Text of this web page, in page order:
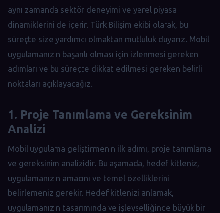
aynı zamanda sektör deneyimi ve yerel piyasa
dinamiklerini de içerir. Türk Bilişim ekibi olarak, bu
süreçte size yardımcı olmaktan mutluluk duyarız. Mobil
uygulamanızın başarılı olması için izlenmesi gereken
adımları ve bu süreçte dikkat edilmesi gereken belirli
noktaları açıklayacağız.
1. Proje Tanımlama ve Gereksinim
Analizi
Mobil uygulama geliştirmenin ilk adımı, proje tanımlama
ve gereksinim analizidir. Bu aşamada, hedef kitleniz,
uygulamanızın amacını ve temel özelliklerini
belirlemeniz gerekir. Hedef kitlenizi anlamak,
uygulamanızın tasarımında ve işlevselliğinde büyük bir